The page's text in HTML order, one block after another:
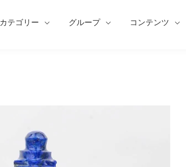
カテゴリー グループ コンテンツ